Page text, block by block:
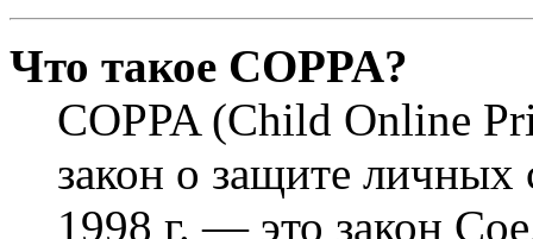
Что такое COPPA?
COPPA (Child Online
закон о защите личных
1998 г. — это закон